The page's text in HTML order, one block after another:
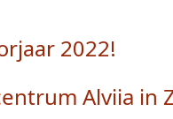
2022!
Alviia in